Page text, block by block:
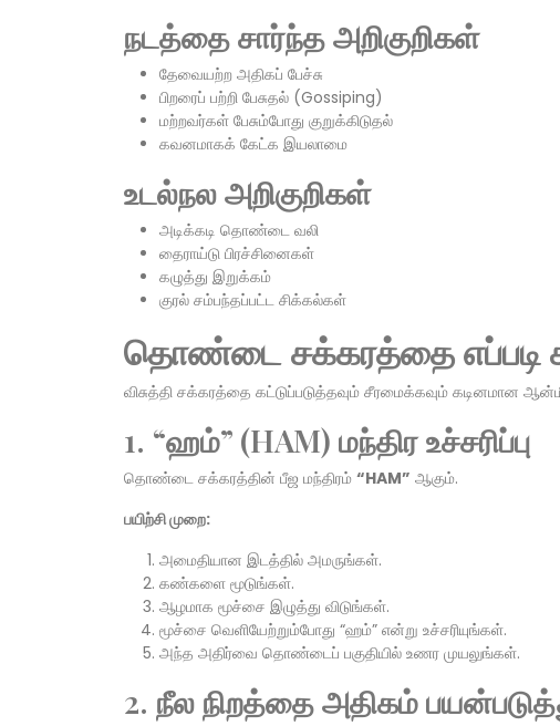
நடத்தை சார்ந்த அறிகுறிகள்
தேவையற்ற அதிகப் பேச்சு
பிறரைப் பற்றி பேசுதல் (Gossiping)
மற்றவர்கள் பேசும்போது குறுக்கிடுதல்
கவனமாகக் கேட்க இயலாமை
உடல்நல அறிகுறிகள்
அடிக்கடி தொண்டை வலி
தைராய்டு பிரச்சினைகள்
கழுத்து இறுக்கம்
குரல் சம்பந்தப்பட்ட சிக்கல்கள்
தொண்டை சக்கரத்தை எப்படி
விசுத்தி சக்கரத்தை கட்டுப்படுத்தவும் சீரமைக்கவும் கடினமான
1. “ஹம்” (HAM) மந்திர உச்சரிப்பு
தொண்டை சக்கரத்தின் பீஜ மந்திரம் “HAM” ஆகும்.
பயிற்சி முறை:
அமைதியான இடத்தில் அமருங்கள்.
கண்களை மூடுங்கள்.
ஆழமாக மூச்சை இழுத்து விடுங்கள்.
மூச்சை வெளியேற்றும்போது “ஹம்” என்று உச்சரியுங்கள்.
அந்த அதிர்வை தொண்டைப் பகுதியில் உணர முயலுங்கள்.
2. நீல நிறத்தை அதிகம்